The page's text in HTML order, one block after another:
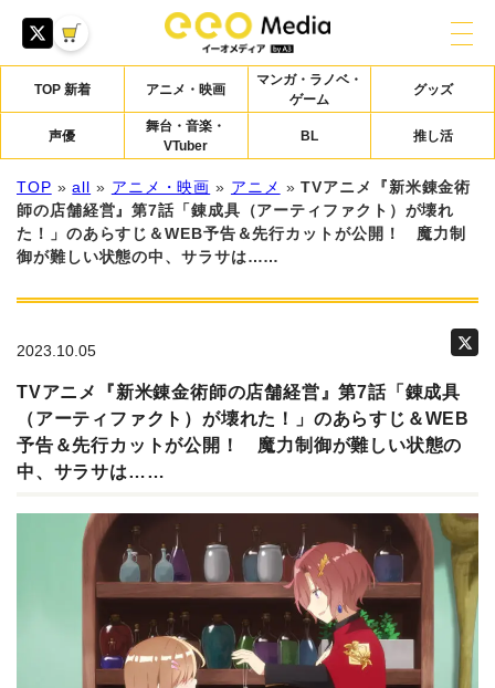
TOP 新着 アニメ・映画
マンガ・ラノベ・
ゲーム
グッズ
声優
舞台・音楽・
VTuber
BL 推し活
TOP »all » アニメ・映画 » アニメ »TVアニメ『新米錬金術
師の店舗経営』第7話「錬成具（アーティファクト）が壊れ
た！」のあらすじ＆WEB予告＆先行カットが公開！ 魔力制
御が難しい状態の中、サラサは……
2023.10.05
TVアニメ『新米錬金術師の店舗経営』第7話「錬成具
（アーティファクト）が壊れた！」のあらすじ＆WEB
予告＆先行カットが公開！ 魔力制御が難しい状態の
中、サラサは……